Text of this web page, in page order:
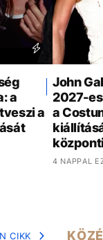
a
a
John
2027-
a
4 NAPPAL